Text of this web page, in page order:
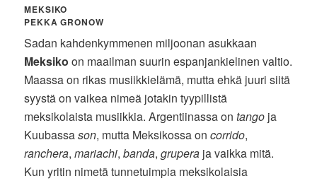
MEKSIKO
PEKKA GRONOW
Sadan kahdenkymmenen miljoonan asukkaan
Meksiko on maailman suurin espanjankielinen valtio.
Maassa on rikas musiikkielämä, mutta ehkä juuri siitä
syystä on vaikea nimeä jotakin tyypillistä
meksikolaista musiikkia. Argentiinassa ontango ja
Kuubassason, mutta Meksikossa oncorrido,
ranchera,mariachi,banda,grupera ja vaikka mitä.
Kun yritin nimetä tunnetuimpia meksikolaisia